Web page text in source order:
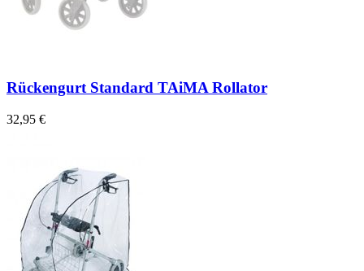
Rückengurt Standard TAiMA Rollator
32,95 €